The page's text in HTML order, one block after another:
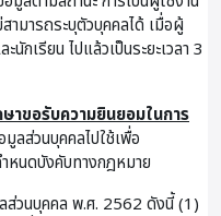
ามารถระบุตัวบุคคลได้ เมื่อผู้
กเรียน ไปแล้วเป็นระยะเวลา 3
าขอรับความยินยอมในการ
มูลส่วนบุคคลไปใช้เพื่อ
หนดบังคับทางกฎหมาย
วนบุคคล พ.ศ. 2562 ดังนี้ (1)